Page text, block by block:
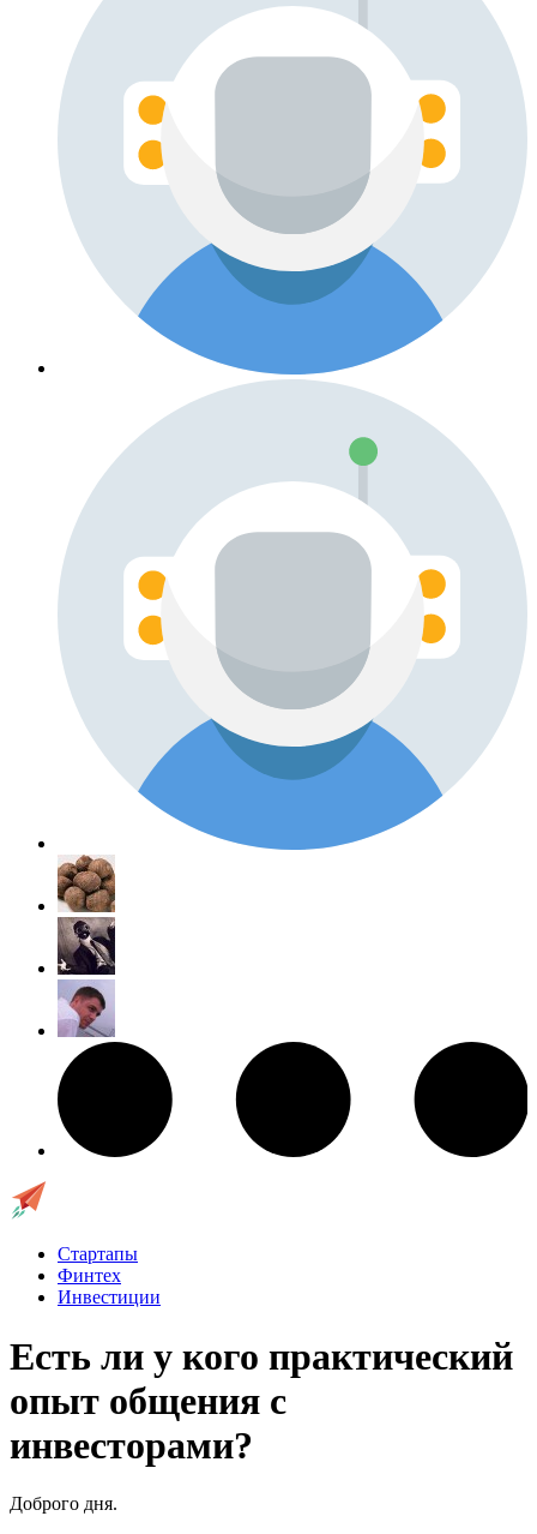
Стартапы
Финтех
Инвестиции
Есть ли у кого практический
опыт общения с
инвесторами?
Доброго дня.